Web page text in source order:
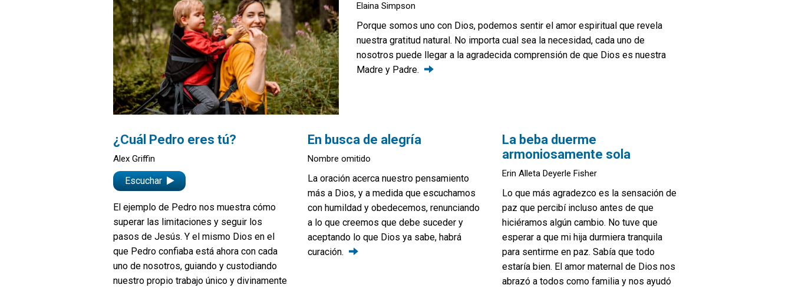
Elaina Simpson
Porque somos uno con Dios, podemos sentir el amor espiritual que revela
nuestra gratitud natural. No importa cual sea la necesidad, cada uno de
nosotros puede llegar a la agradecida comprensión de que Dios es nuestra
Madre y Padre.
¿Cuál Pedro eres tú?
Alex Griffin
Escuchar
El ejemplo de Pedro nos muestra cómo
superar las limitaciones y seguir los
pasos de Jesús. Y el mismo Dios en el
que Pedro confiaba está ahora con cada
uno de nosotros, guiando y custodiando
nuestro propio trabajo único y divinamente
En busca de alegría
Nombre omitido
La oración acerca nuestro pensamiento
más a Dios, y a medida que escuchamos
con humildad y obedecemos, renunciando
a lo que creemos que debe suceder y
aceptando lo que Dios ya sabe, habrá
curación.
La beba duerme
armoniosamente sola
Erin Alleta Deyerle Fisher
Lo que más agradezco es la sensación de
paz que percibí incluso antes de que
hiciéramos algún cambio. No tuve que
esperar a que mi hija durmiera tranquila
para sentirme en paz. Sabía que todo
estaría bien. El amor maternal de Dios nos
abrazó a todos como familia y nos ayudó